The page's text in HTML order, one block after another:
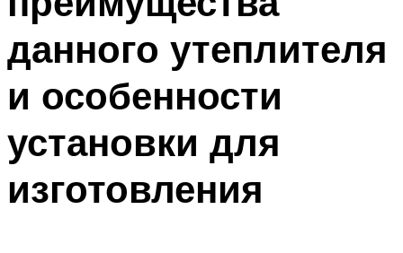
Меню
данного утеплителя
и особенности
установки для
изготовления